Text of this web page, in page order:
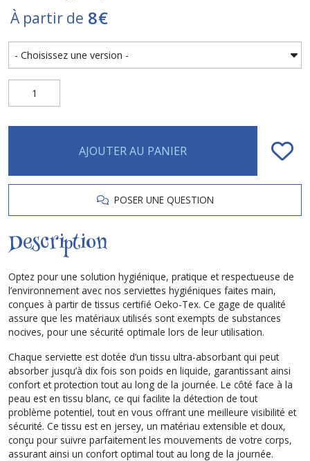
À partir de 8€
AJOUTER AU PANIER
POSER UNE QUESTION
Description
Optez pour une solution hygiénique, pratique et respectueuse de
l’environnement avec nos serviettes hygiéniques faites main,
conçues à partir de tissus certifié Oeko-Tex. Ce gage de qualité
assure que les matériaux utilisés sont exempts de substances
nocives, pour une sécurité optimale lors de leur utilisation.
Chaque serviette est dotée d’un tissu ultra-absorbant qui peut
absorber jusqu’à dix fois son poids en liquide, garantissant ainsi
confort et protection tout au long de la journée. Le côté face à la
peau est en tissu blanc, ce qui facilite la détection de tout
problème potentiel, tout en vous offrant une meilleure visibilité et
sécurité. Ce tissu est en jersey, un matériau extensible et doux,
conçu pour suivre parfaitement les mouvements de votre corps,
assurant ainsi un confort optimal tout au long de la journée.